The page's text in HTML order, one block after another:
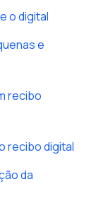
o digital
e
recibo
recibo digital
da